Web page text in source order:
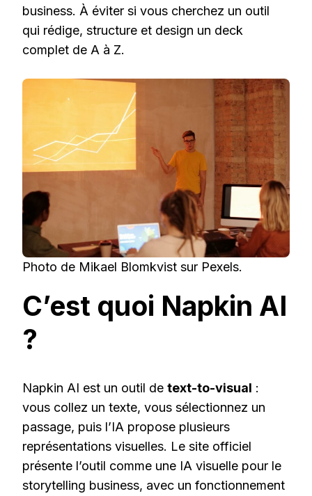
business. À éviter si vous cherchez un outil
qui rédige, structure et design un deck
complet de A à Z.
Photo de Mikael Blomkvist sur Pexels.
C’est quoi Napkin AI
?
Napkin AI est un outil de text-to-visual :
vous collez un texte, vous sélectionnez un
passage, puis l’IA propose plusieurs
représentations visuelles. Le site officiel
présente l’outil comme une IA visuelle pour le
storytelling business, avec un fonctionnement